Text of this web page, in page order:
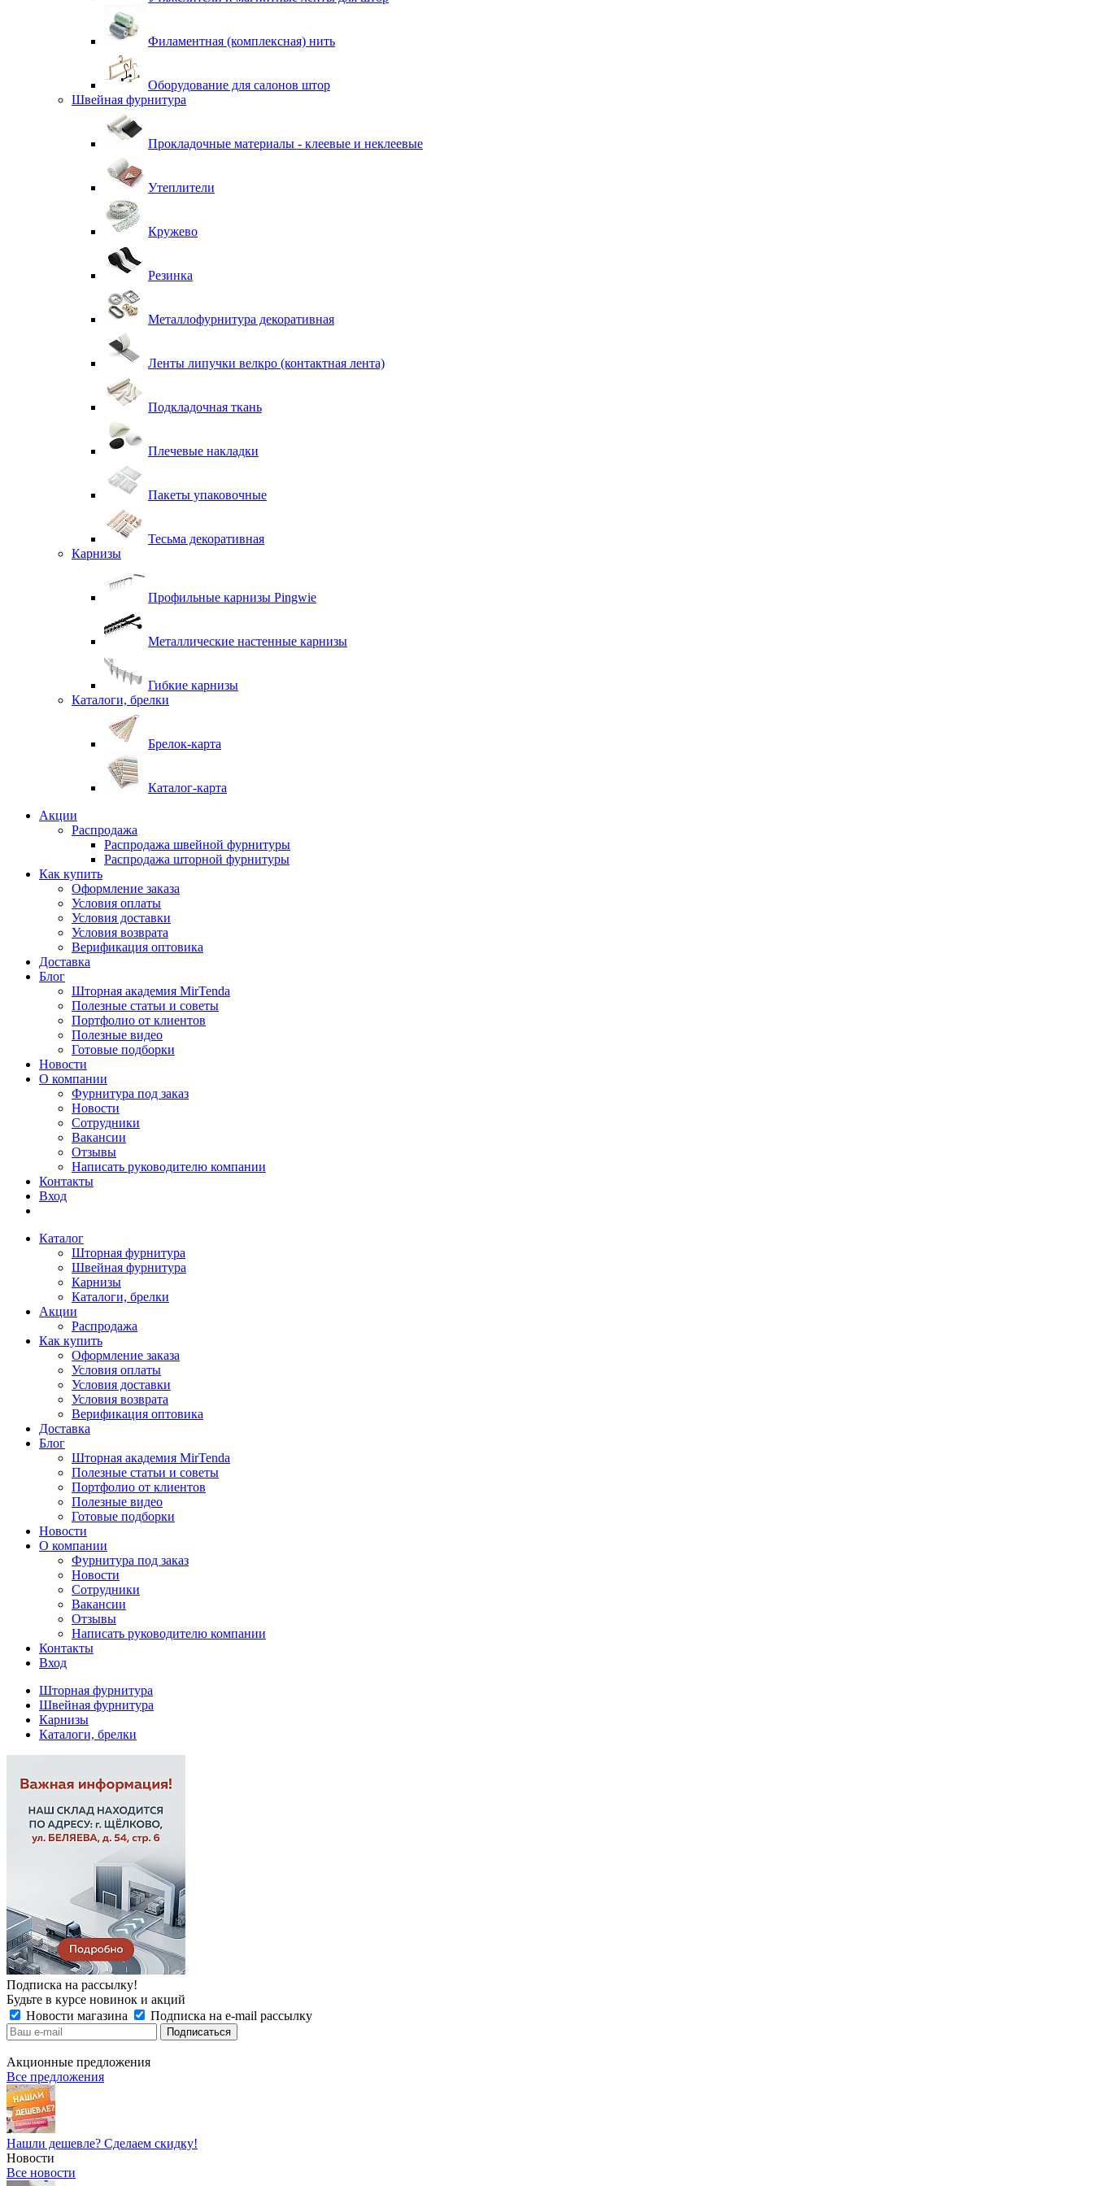
Филаментная (комплексная) нить
Оборудование для салонов штор
Швейная фурнитура
Прокладочные материалы - клеевые и неклеевые
Утеплители
Кружево
Резинка
Металлофурнитура декоративная
Ленты липучки велкро (контактная лента)
Подкладочная ткань
Плечевые накладки
Пакеты упаковочные
Тесьма декоративная
Карнизы
Профильные карнизы Pingwie
Металлические настенные карнизы
Гибкие карнизы
Каталоги, брелки
Брелок-карта
Каталог-карта
Акции
Распродажа
Распродажа швейной фурнитуры
Распродажа шторной фурнитуры
Как купить
Оформление заказа
Условия оплаты
Условия доставки
Условия возврата
Верификация оптовика
Доставка
Блог
Шторная академия MirTenda
Полезные статьи и советы
Портфолио от клиентов
Полезные видео
Готовые подборки
Новости
О компании
Фурнитура под заказ
Новости
Сотрудники
Вакансии
Отзывы
Написать руководителю компании
Контакты
Вход
Каталог
Шторная фурнитура
Швейная фурнитура
Карнизы
Каталоги, брелки
Акции
Распродажа
Как купить
Оформление заказа
Условия оплаты
Условия доставки
Условия возврата
Верификация оптовика
Доставка
Блог
Шторная академия MirTenda
Полезные статьи и советы
Портфолио от клиентов
Полезные видео
Готовые подборки
Новости
О компании
Фурнитура под заказ
Новости
Сотрудники
Вакансии
Отзывы
Написать руководителю компании
Контакты
Вход
Шторная фурнитура
Швейная фурнитура
Карнизы
Каталоги, брелки
Подписка на рассылку!
Будьте в курсе новинок и акций
Новости магазина
Подписка на e-mail рассылку
Акционные предложения
Все предложения
Нашли дешевле? Сделаем скидку!
Новости
Все новости